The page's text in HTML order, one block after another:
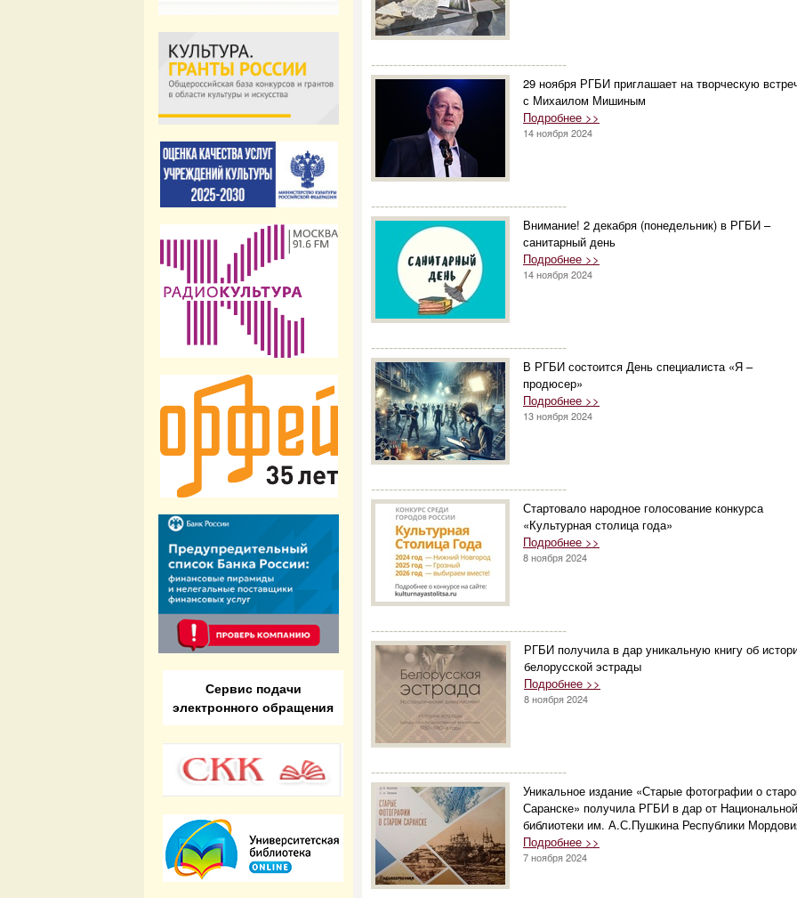
Сервис подачи
электронного обращения
--------------------------------------------
29 ноября РГБИ приглашает на творческую
с Михаилом Мишиным
Подробнее >>
14 ноября 2024
--------------------------------------------
Внимание! 2 декабря (понедельник) в РГБИ –
санитарный день
Подробнее >>
14 ноября 2024
--------------------------------------------
В РГБИ состоится День специалиста «Я –
продюсер»
Подробнее >>
13 ноября 2024
--------------------------------------------
Стартовало народное голосование конкурса
«Культурная столица года»
Подробнее >>
8 ноября 2024
--------------------------------------------
РГБИ получила в дар уникальную книгу об
белорусской эстрады
Подробнее >>
8 ноября 2024
--------------------------------------------
Уникальное издание «Старые фотографии о
Саранске» получила РГБИ в дар от Национальной
библиотеки им. А.С.Пушкина Республики
Подробнее >>
7 ноября 2024